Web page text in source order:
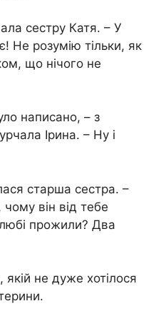
сестру Катя. – У
Не розумію тільки, як
що нічого не
написано, – з
Ірина. – Ну і
старша сестра. –
він від тебе
прожили? Два
якій не дуже хотілося